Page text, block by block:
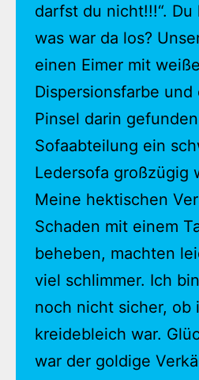
darfst du nicht!!!“. Du
was war da los?
einen Eimer mit
Dispersionsfarbe
Pinsel darin
Sofaabteilung ein
Ledersofa großzügig
Meine hektischen
Schaden mit einem
beheben, machten
viel schlimmer. Ich
noch nicht sicher, ob
kreidebleich war.
war der goldige